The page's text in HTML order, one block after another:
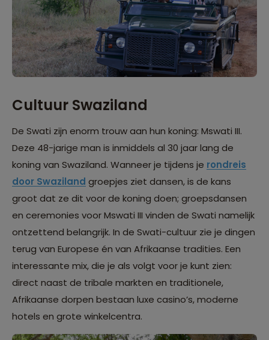
Cultuur Swaziland
De Swati zijn enorm trouw aan hun koning: Mswati III.
Deze 48-jarige man is inmiddels al 30 jaar lang de
koning van Swaziland. Wanneer je tijdens je rondreis
door Swaziland groepjes ziet dansen, is de kans
groot dat ze dit voor de koning doen; groepsdansen
en ceremonies voor Mswati III vinden de Swati namelijk
ontzettend belangrijk. In de Swati-cultuur zie je dingen
terug van Europese én van Afrikaanse tradities. Een
interessante mix, die je als volgt voor je kunt zien:
direct naast de tribale markten en traditionele,
Afrikaanse dorpen bestaan luxe casino’s, moderne
hotels en grote winkelcentra.